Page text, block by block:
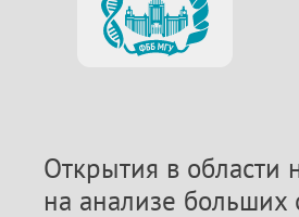
Открытия в области
на анализе